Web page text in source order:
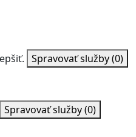
Spravovať služby(0)
Spravovať služby(0)